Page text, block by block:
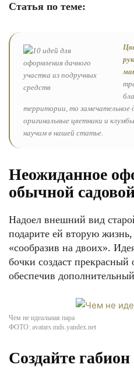
Статья по теме:
территории, то замечательное
оригинальные цветники и
научим в нашей статье.
Неожиданное
обычной
Надоел внешний вид
подарите ей вторую жизнь,
«сообразив на двоих».
бочки создаст прекрасный
обеспечив
Чем не идеальная пара
ФОТО: avatars.mds.yandex.net
Создайте габион